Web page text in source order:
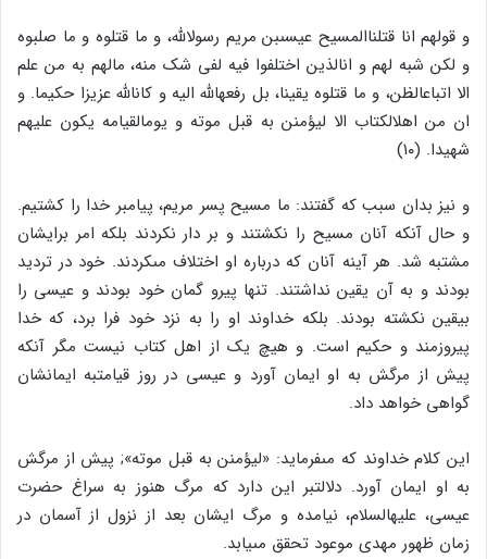
و قولهم انا قتلناالمسیح عیسى‏بن مریم رسول‏الله، و ما قتلوه و ما صلبوه
و لکن شبه لهم و ان‏الذین اختلفوا فیه لفى شک منه، مالهم به من علم
الا اتباع‏الظن، و ما قتلوه یقینا، بل رفعه‏الله الیه و کان‏الله عزیزا حکیما. و
ان من اهل‏الکتاب الا لیؤمنن به قبل موته و یوم‏القیامه یکون علیهم
شهیدا. (۱۰)
و نیز بدان سبب که گفتند: ما مسیح پسر مریم، پیامبر خدا را کشتیم.
و حال آنکه آنان مسیح را نکشتند و بر دار نکردند بلکه امر برایشان
مشتبه شد. هر آینه آنان که درباره او اختلاف مى‏کردند. خود در تردید
بودند و به آن یقین نداشتند. تنها پیرو گمان خود بودند و عیسى را
بیقین نکشته بودند. بلکه خداوند او را به نزد خود فرا برد، که خدا
پیروزمند و حکیم است. و هیچ یک از اهل کتاب نیست مگر آنکه
پیش از مرگش به او ایمان آورد و عیسى در روز قیامت‏به ایمانشان
گواهى خواهد داد.
این کلام خداوند که مى‏فرماید: «لیؤمنن به قبل موته‏»; پیش از مرگش
به او ایمان آورد. دلالت‏بر این دارد که مرگ هنوز به سراغ حضرت
عیسى، علیه‏السلام، نیامده و مرگ ایشان بعد از نزول از آسمان در
زمان ظهور مهدى موعود تحقق مى‏یابد.